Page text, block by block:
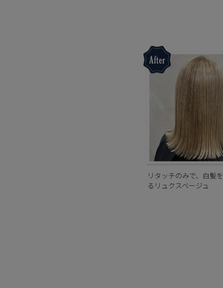
リタッチのみで、白髪
るリュクスベージュ